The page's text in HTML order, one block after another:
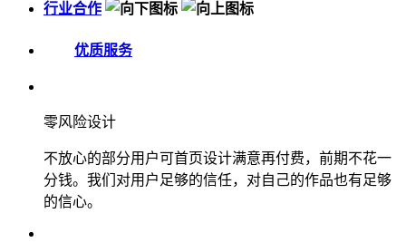
行业合作
优质服务
零风险设计
不放心的部分用户可首页设计满意再付费，前期不花一
分钱。我们对用户足够的信任，对自己的作品也有足够
的信心。